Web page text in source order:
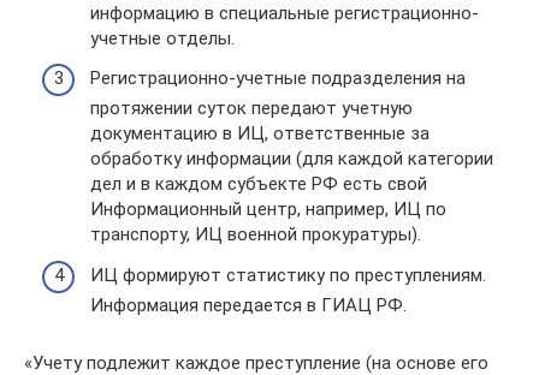
информацию в специальные регистрационно-
учетные отделы.
Регистрационно-учетные подразделения на
протяжении суток передают учетную
документацию в ИЦ, ответственные за
обработку информации (для каждой категории
дел и в каждом субъекте РФ есть свой
Информационный центр, например, ИЦ по
транспорту, ИЦ военной прокуратуры).
ИЦ формируют статистику по преступлениям.
Информация передается в ГИАЦ РФ.
«Учету подлежит каждое преступление (на основе его